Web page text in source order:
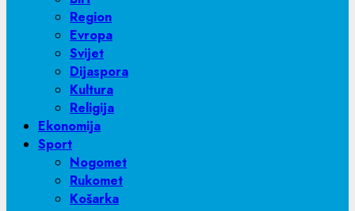
Region
Evropa
Svijet
Dijaspora
Kultura
Religija
Ekonomija
Sport
Nogomet
Rukomet
Košarka